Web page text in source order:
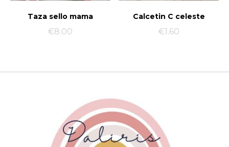
Taza sello mama
€8.00
Calcetin C celeste
€1.60